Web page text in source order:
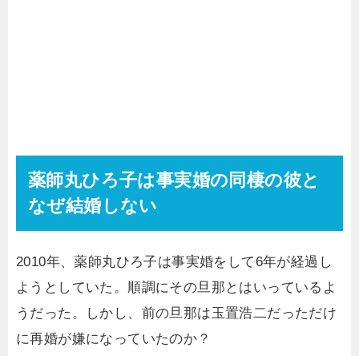
薬師丸ひろ子は事実婚の同棲の彼と
なぜ結婚しない
2010年、薬師丸ひろ子は事実婚をして6年が経過し
ようとしていた。順調にその旦那とはいっているよ
うだった。しかし、前の旦那は玉置浩二だっただけ
に再婚が嫌になっていたのか？